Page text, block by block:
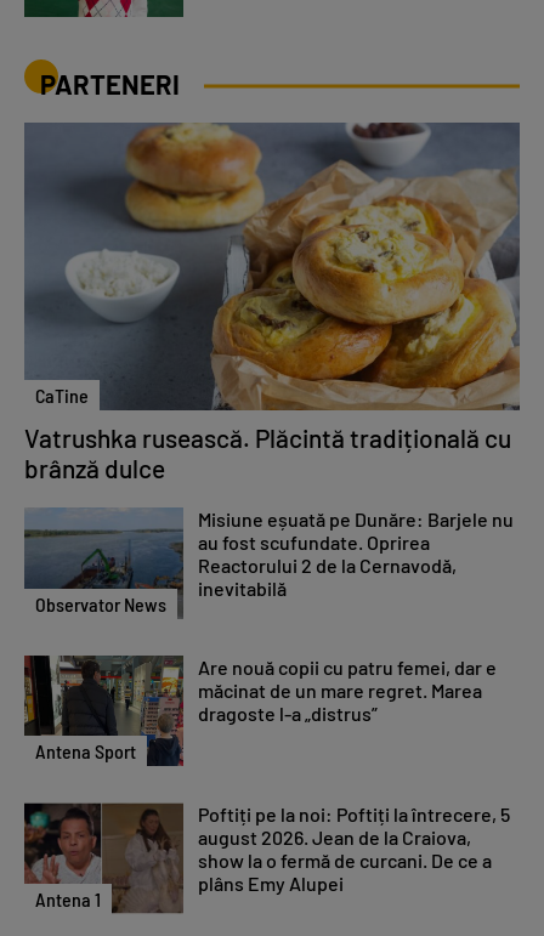
PARTENERI
CaTine
Vatrushka rusească. Plăcintă tradițională cu
brânză dulce
Observator News
Misiune eșuată pe Dunăre: Barjele nu
au fost scufundate. Oprirea
Reactorului 2 de la Cernavodă,
inevitabilă
Antena Sport
Are nouă copii cu patru femei, dar e
măcinat de un mare regret. Marea
dragoste l-a „distrus”
Antena 1
Poftiți pe la noi: Poftiți la întrecere, 5
august 2026. Jean de la Craiova,
show la o fermă de curcani. De ce a
plâns Emy Alupei